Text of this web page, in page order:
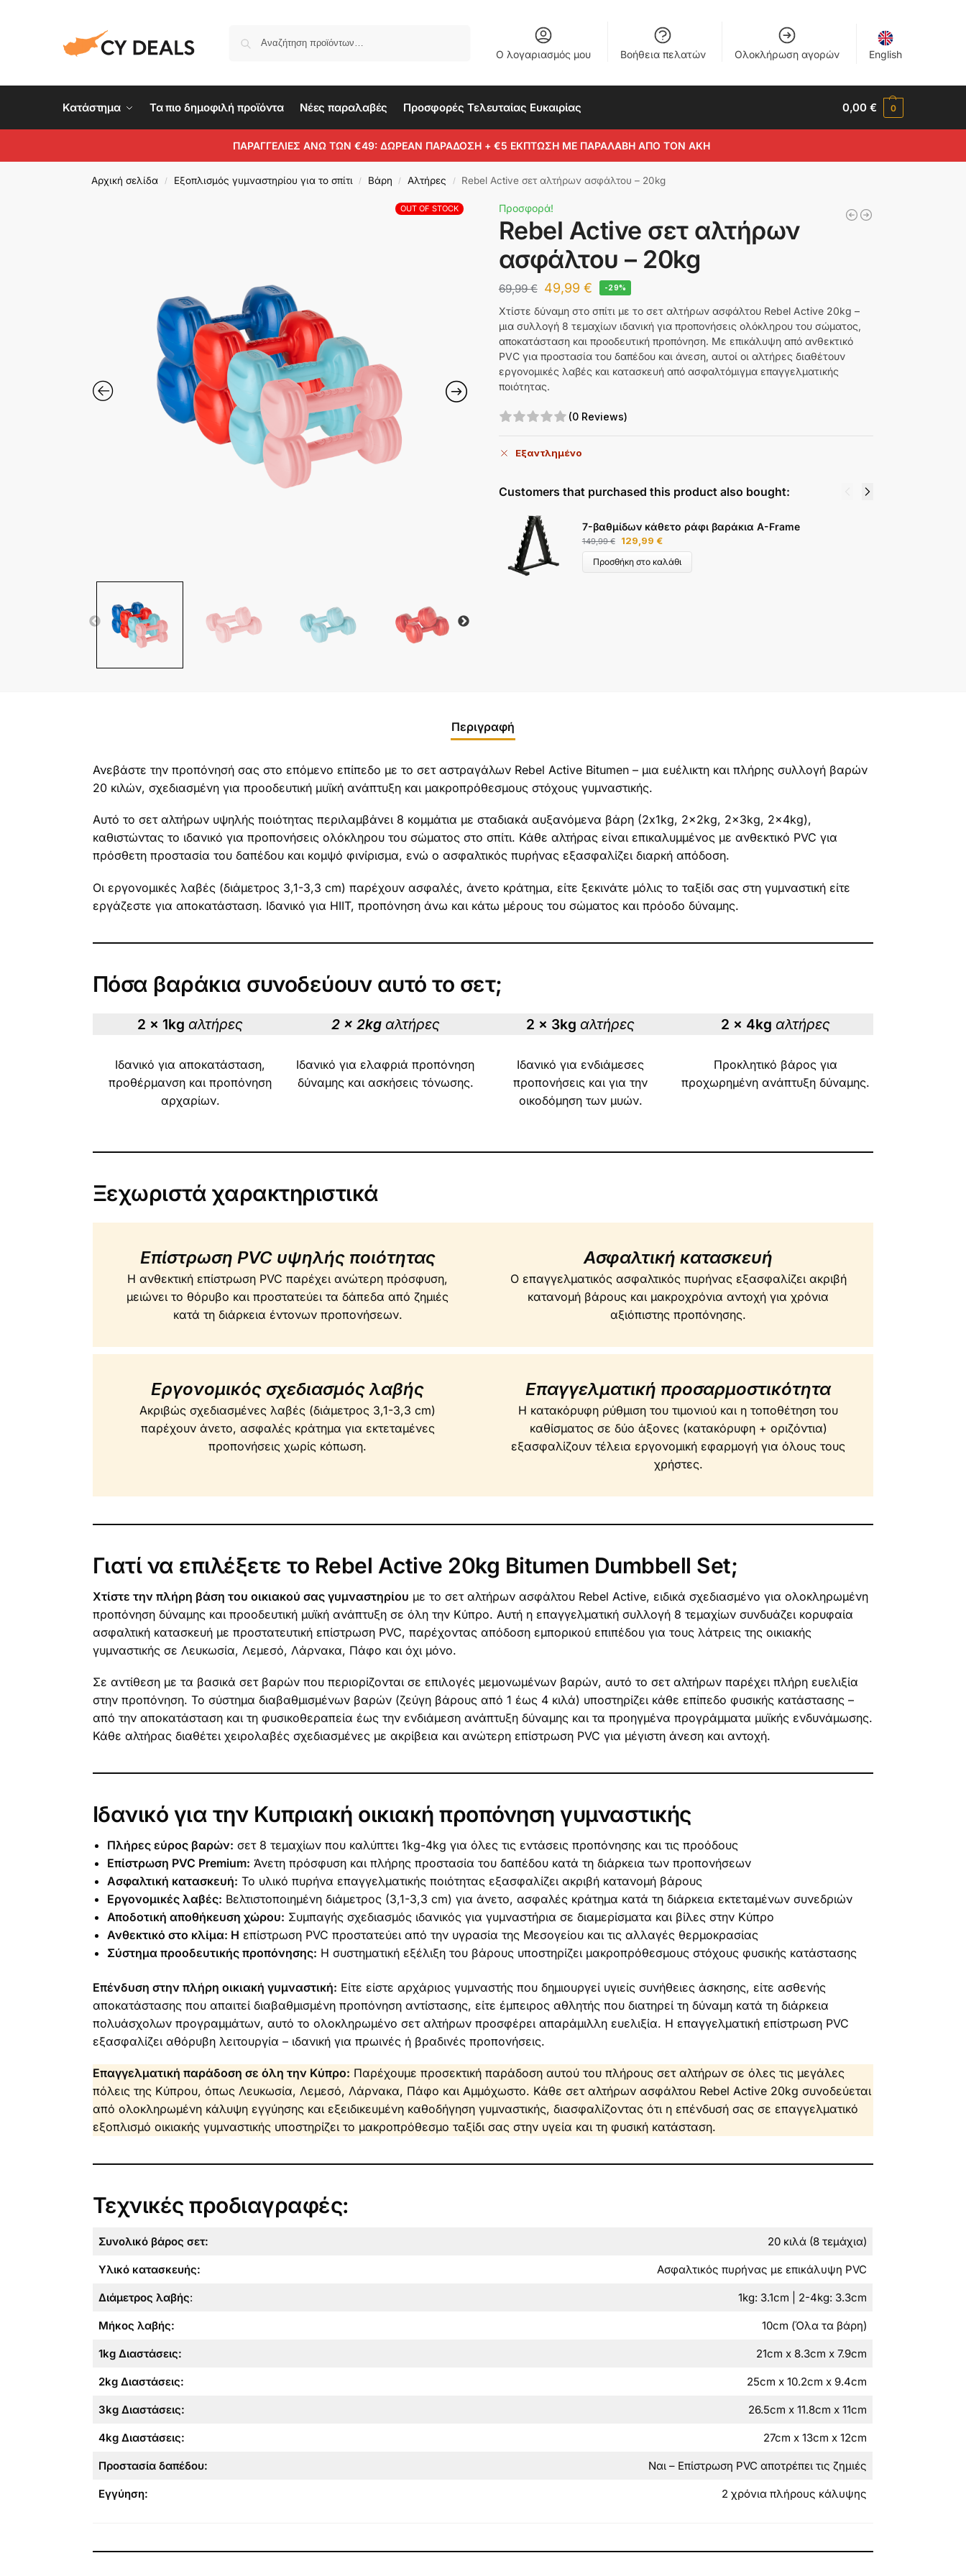
Ο λογαριασμός μου Βοήθεια πελατών Ολοκλήρωση αγορών English
Κατάστημα Τα πιο δημοφιλή προϊόντα Νέες παραλαβές Προσφορές Τελευταίας Ευκαιρίας 0,00€ 0
ΠΑΡΑΓΓΕΛΙΕΣ ΑΝΩ ΤΩΝ €49: ΔΩΡΕΑΝ ΠΑΡΑΔΟΣΗ + €5 ΕΚΠΤΩΣΗ ΜΕ ΠΑΡΑΛΑΒΗ ΑΠΟ ΤΟΝ ΑΚΗ
Αρχική σελίδα / Εξοπλισμός γυμναστηρίου για το σπίτι / Βάρη / Αλτήρες / Rebel Active σετ αλτήρων ασφάλτου – 20kg
OUT OF STOCK Προσφορά!
Rebel Active σετ αλτήρων
ασφάλτου – 20kg
69,99€ 49,99 € -29%
Χτίστε δύναμη στο σπίτι με το σετ αλτήρων ασφάλτου Rebel Active 20kg –
μια συλλογή 8 τεμαχίων ιδανική για προπονήσεις ολόκληρου του σώματος,
αποκατάσταση και προοδευτική προπόνηση. Με επικάλυψη από ανθεκτικό
PVC για προστασία του δαπέδου και άνεση, αυτοί οι αλτήρες διαθέτουν
εργονομικές λαβές και κατασκευή από ασφαλτόμιγμα επαγγελματικής
ποιότητας.
(0 Reviews)
Εξαντλημένο
Customers that purchased this product also bought:
7-βαθμίδων κάθετο ράφι βαράκια A-Frame
149,99€ 129,99 €
Προσθήκη στο καλάθι
Περιγραφή
Ανεβάστε την προπόνησή σας στο επόμενο επίπεδο με το σετ αστραγάλων Rebel Active Bitumen – μια ευέλικτη και πλήρης συλλογή βαρών
20 κιλών, σχεδιασμένη για προοδευτική μυϊκή ανάπτυξη και μακροπρόθεσμους στόχους γυμναστικής.
Αυτό το σετ αλτήρων υψηλής ποιότητας περιλαμβάνει 8 κομμάτια με σταδιακά αυξανόμενα βάρη (2x1kg, 2x2kg, 2x3kg, 2x4kg),
καθιστώντας το ιδανικό για προπονήσεις ολόκληρου του σώματος στο σπίτι. Κάθε αλτήρας είναι επικαλυμμένος με ανθεκτικό PVC για
πρόσθετη προστασία του δαπέδου και κομψό φινίρισμα, ενώ ο ασφαλτικός πυρήνας εξασφαλίζει διαρκή απόδοση.
Οι εργονομικές λαβές (διάμετρος 3,1-3,3 cm) παρέχουν ασφαλές, άνετο κράτημα, είτε ξεκινάτε μόλις το ταξίδι σας στη γυμναστική είτε
εργάζεστε για αποκατάσταση. Ιδανικό για HIIT, προπόνηση άνω και κάτω μέρους του σώματος και πρόοδο δύναμης.
Πόσα βαράκια συνοδεύουν αυτό το σετ;
2 x 1kg αλτήρες
Ιδανικό για αποκατάσταση,
προθέρμανση και προπόνηση
αρχαρίων.
2 x 2kgαλτήρες
Ιδανικό για ελαφριά προπόνηση
δύναμης και ασκήσεις τόνωσης.
2 x 3kg αλτήρες
Ιδανικό για ενδιάμεσες
προπονήσεις και για την
οικοδόμηση των μυών.
2 x 4kg αλτήρες
Προκλητικό βάρος για
προχωρημένη ανάπτυξη δύναμης.
Ξεχωριστά χαρακτηριστικά
Επίστρωση PVC υψηλής ποιότητας
Η ανθεκτική επίστρωση PVC παρέχει ανώτερη πρόσφυση,
μειώνει το θόρυβο και προστατεύει τα δάπεδα από ζημιές
κατά τη διάρκεια έντονων προπονήσεων.
Ασφαλτική κατασκευή
Ο επαγγελματικός ασφαλτικός πυρήνας εξασφαλίζει ακριβή
κατανομή βάρους και μακροχρόνια αντοχή για χρόνια
αξιόπιστης προπόνησης.
Εργονομικός σχεδιασμός λαβής
Ακριβώς σχεδιασμένες λαβές (διάμετρος 3,1-3,3 cm)
παρέχουν άνετο, ασφαλές κράτημα για εκτεταμένες
προπονήσεις χωρίς κόπωση.
Επαγγελματική προσαρμοστικότητα
Η κατακόρυφη ρύθμιση του τιμονιού και η τοποθέτηση του
καθίσματος σε δύο άξονες (κατακόρυφη + οριζόντια)
εξασφαλίζουν τέλεια εργονομική εφαρμογή για όλους τους
χρήστες.
Γιατί να επιλέξετε το Rebel Active 20kg Bitumen Dumbbell Set;
Χτίστε την πλήρη βάση του οικιακού σας γυμναστηρίου με το σετ αλτήρων ασφάλτου Rebel Active, ειδικά σχεδιασμένο για ολοκληρωμένη
προπόνηση δύναμης και προοδευτική μυϊκή ανάπτυξη σε όλη την Κύπρο. Αυτή η επαγγελματική συλλογή 8 τεμαχίων συνδυάζει κορυφαία
ασφαλτική κατασκευή με προστατευτική επίστρωση PVC, παρέχοντας απόδοση εμπορικού επιπέδου για τους λάτρεις της οικιακής
γυμναστικής σε Λευκωσία, Λεμεσό, Λάρνακα, Πάφο και όχι μόνο.
Σε αντίθεση με τα βασικά σετ βαρών που περιορίζονται σε επιλογές μεμονωμένων βαρών, αυτό το σετ αλτήρων παρέχει πλήρη ευελιξία
στην προπόνηση. Το σύστημα διαβαθμισμένων βαρών (ζεύγη βάρους από 1 έως 4 κιλά) υποστηρίζει κάθε επίπεδο φυσικής κατάστασης –
από την αποκατάσταση και τη φυσικοθεραπεία έως την ενδιάμεση ανάπτυξη δύναμης και τα προηγμένα προγράμματα μυϊκής ενδυνάμωσης.
Κάθε αλτήρας διαθέτει χειρολαβές σχεδιασμένες με ακρίβεια και ανώτερη επίστρωση PVC για μέγιστη άνεση και αντοχή.
Ιδανικό για την Κυπριακή οικιακή προπόνηση γυμναστικής
Πλήρες εύρος βαρών: σετ 8 τεμαχίων που καλύπτει 1kg-4kg για όλες τις εντάσεις προπόνησης και τις προόδους
Επίστρωση PVC Premium: Άνετη πρόσφυση και πλήρης προστασία του δαπέδου κατά τη διάρκεια των προπονήσεων
Ασφαλτική κατασκευή: Το υλικό πυρήνα επαγγελματικής ποιότητας εξασφαλίζει ακριβή κατανομή βάρους
Εργονομικές λαβές: Βελτιστοποιημένη διάμετρος (3,1-3,3 cm) για άνετο, ασφαλές κράτημα κατά τη διάρκεια εκτεταμένων συνεδριών
Αποδοτική αποθήκευση χώρου: Συμπαγής σχεδιασμός ιδανικός για γυμναστήρια σε διαμερίσματα και βίλες στην Κύπρο
Ανθεκτικό στο κλίμα: Η επίστρωση PVC προστατεύει από την υγρασία της Μεσογείου και τις αλλαγές θερμοκρασίας
Σύστημα προοδευτικής προπόνησης: Η συστηματική εξέλιξη του βάρους υποστηρίζει μακροπρόθεσμους στόχους φυσικής κατάστασης
Επένδυση στην πλήρη οικιακή γυμναστική: Είτε είστε αρχάριος γυμναστής που δημιουργεί υγιείς συνήθειες άσκησης, είτε ασθενής
αποκατάστασης που απαιτεί διαβαθμισμένη προπόνηση αντίστασης, είτε έμπειρος αθλητής που διατηρεί τη δύναμη κατά τη διάρκεια
πολυάσχολων προγραμμάτων, αυτό το ολοκληρωμένο σετ αλτήρων προσφέρει απαράμιλλη ευελιξία. Η επαγγελματική επίστρωση PVC
εξασφαλίζει αθόρυβη λειτουργία – ιδανική για πρωινές ή βραδινές προπονήσεις.
Επαγγελματική παράδοση σε όλη την Κύπρο: Παρέχουμε προσεκτική παράδοση αυτού του πλήρους σετ αλτήρων σε όλες τις μεγάλες
πόλεις της Κύπρου, όπως Λευκωσία, Λεμεσό, Λάρνακα, Πάφο και Αμμόχωστο. Κάθε σετ αλτήρων ασφάλτου Rebel Active 20kg συνοδεύεται
από ολοκληρωμένη κάλυψη εγγύησης και εξειδικευμένη καθοδήγηση γυμναστικής, διασφαλίζοντας ότι η επένδυσή σας σε επαγγελματικό
εξοπλισμό οικιακής γυμναστικής υποστηρίζει το μακροπρόθεσμο ταξίδι σας στην υγεία και τη φυσική κατάσταση.
Τεχνικές προδιαγραφές:
Συνολικό βάρος σετ: 20 κιλά (8 τεμάχια)
Υλικό κατασκευής: Ασφαλτικός πυρήνας με επικάλυψη PVC
Διάμετρος λαβής: 1kg: 3.1cm | 2-4kg: 3.3cm
Μήκος λαβής: 10cm (Όλα τα βάρη)
1kg Διαστάσεις: 21cm x 8.3cm x 7.9cm
2kg Διαστάσεις: 25cm x 10.2cm x 9.4cm
3kg Διαστάσεις: 26.5cm x 11.8cm x 11cm
4kg Διαστάσεις: 27cm x 13cm x 12cm
Προστασία δαπέδου: Ναι – Επίστρωση PVC αποτρέπει τις ζημιές
Εγγύηση: 2 χρόνια πλήρους κάλυψης